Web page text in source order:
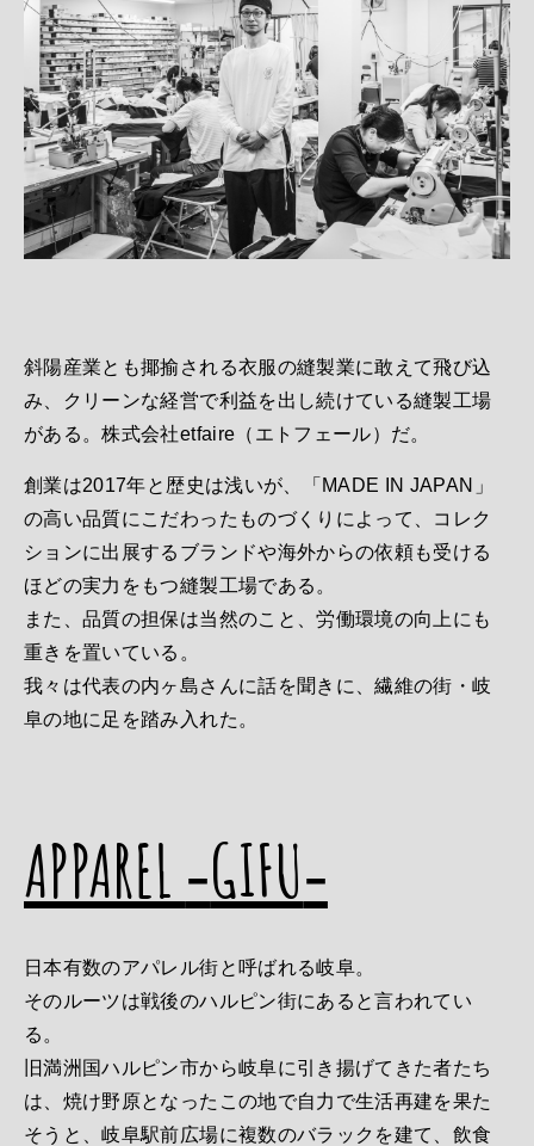
斜陽産業とも揶揄される衣服の縫製業に敢えて飛び込
み、クリーンな経営で利益を出し続けている縫製工場
がある。株式会社etfaire（エトフェール）だ。
創業は2017年と歴史は浅いが、「MADE IN JAPAN」
の高い品質にこだわったものづくりによって、コレク
ションに出展するブランドや海外からの依頼も受ける
ほどの実力をもつ縫製工場である。
また、品質の担保は当然のこと、労働環境の向上にも
重きを置いている。
我々は代表の内ヶ島さんに話を聞きに、繊維の街・岐
阜の地に足を踏み入れた。
APPAREL‐GIFU‐
日本有数のアパレル街と呼ばれる岐阜。
そのルーツは戦後のハルピン街にあると言われてい
る。
旧満洲国ハルピン市から岐阜に引き揚げてきた者たち
は、焼け野原となったこの地で自力で生活再建を果た
そうと、岐阜駅前広場に複数のバラックを建て、飲食